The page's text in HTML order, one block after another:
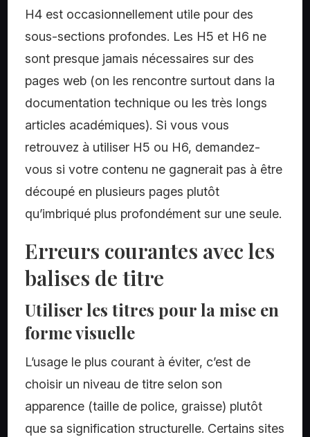
H4 est occasionnellement utile pour des
sous-sections profondes. Les H5 et H6 ne
sont presque jamais nécessaires sur des
pages web (on les rencontre surtout dans la
documentation technique ou les très longs
articles académiques). Si vous vous
retrouvez à utiliser H5 ou H6, demandez-
vous si votre contenu ne gagnerait pas à être
découpé en plusieurs pages plutôt
qu’imbriqué plus profondément sur une seule.
Erreurs courantes avec les
balises de titre
Utiliser les titres pour la mise en
forme visuelle
L’usage le plus courant à éviter, c’est de
choisir un niveau de titre selon son
apparence (taille de police, graisse) plutôt
que sa signification structurelle. Certains sites